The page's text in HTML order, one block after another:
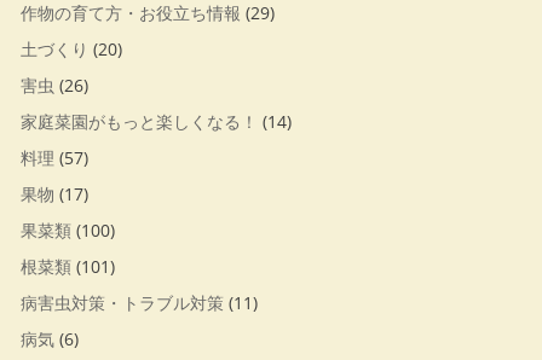
作物の育て方・お役立ち情報 (29)
土づくり (20)
害虫 (26)
家庭菜園がもっと楽しくなる！ (14)
料理 (57)
果物 (17)
果菜類 (100)
根菜類 (101)
病害虫対策・トラブル対策 (11)
病気 (6)